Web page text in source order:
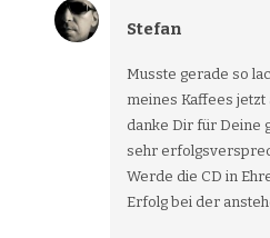
Stefan
Musste gerade so
meines Kaffees
danke Dir für Deine
sehr
Werde die CD in
Erfolg bei der